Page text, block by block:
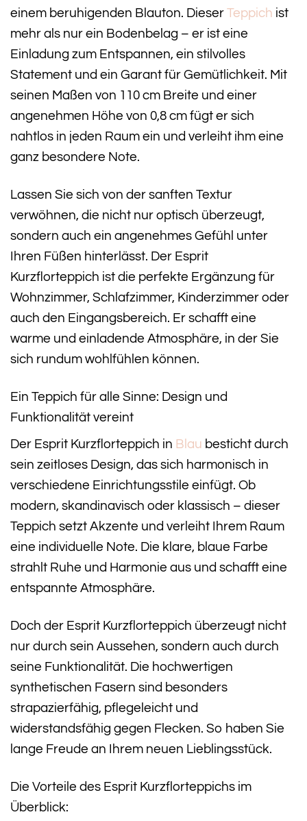
einem beruhigenden Blauton. Dieser Teppich ist
mehr als nur ein Bodenbelag – er ist eine
Einladung zum Entspannen, ein stilvolles
Statement und ein Garant für Gemütlichkeit. Mit
seinen Maßen von 110 cm Breite und einer
angenehmen Höhe von 0,8 cm fügt er sich
nahtlos in jeden Raum ein und verleiht ihm eine
ganz besondere Note.
Lassen Sie sich von der sanften Textur
verwöhnen, die nicht nur optisch überzeugt,
sondern auch ein angenehmes Gefühl unter
Ihren Füßen hinterlässt. Der Esprit
Kurzflorteppich ist die perfekte Ergänzung für
Wohnzimmer, Schlafzimmer, Kinderzimmer oder
auch den Eingangsbereich. Er schafft eine
warme und einladende Atmosphäre, in der Sie
sich rundum wohlfühlen können.
Ein Teppich für alle Sinne: Design und
Funktionalität vereint
Der Esprit Kurzflorteppich in Blau besticht durch
sein zeitloses Design, das sich harmonisch in
verschiedene Einrichtungsstile einfügt. Ob
modern, skandinavisch oder klassisch – dieser
Teppich setzt Akzente und verleiht Ihrem Raum
eine individuelle Note. Die klare, blaue Farbe
strahlt Ruhe und Harmonie aus und schafft eine
entspannte Atmosphäre.
Doch der Esprit Kurzflorteppich überzeugt nicht
nur durch sein Aussehen, sondern auch durch
seine Funktionalität. Die hochwertigen
synthetischen Fasern sind besonders
strapazierfähig, pflegeleicht und
widerstandsfähig gegen Flecken. So haben Sie
lange Freude an Ihrem neuen Lieblingsstück.
Die Vorteile des Esprit Kurzflorteppichs im
Überblick: